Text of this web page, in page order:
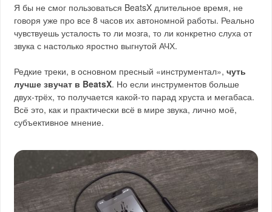
Я бы не смог пользоваться BeatsX длительное время, не
говоря уже про все 8 часов их автономной работы. Реально
чувствуешь усталость то ли мозга, то ли конкретно слуха от
звука с настолько яростно выгнутой АЧХ.
Редкие треки, в основном пресный «инструментал»,чуть
лучше звучат в BeatsX. Но если инструментов больше
двух-трёх, то получается какой-то парад хруста и мегабаса.
Всё это, как и практически всё в мире звука, лично моё,
субъективное мнение.